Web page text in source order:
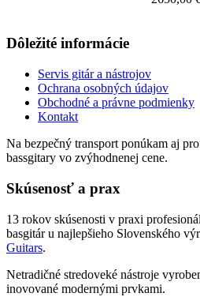
Welsh CRWTH -
2480,00 €
Orville By Gibson Les Paul
Handmade Aura T -
3150,00
2850,00